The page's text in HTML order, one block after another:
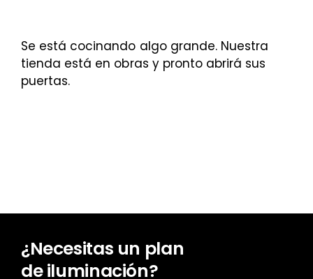
Se está cocinando algo grande. Nuestra
tienda está en obras y pronto abrirá sus
puertas.
¿Necesitas un plan
de iluminación?